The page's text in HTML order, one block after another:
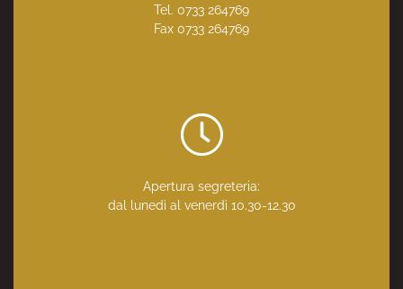
Tel. 0733 264769
Fax 0733 264769
Apertura segreteria:
dal lunedì al venerdì 10.30-12.30